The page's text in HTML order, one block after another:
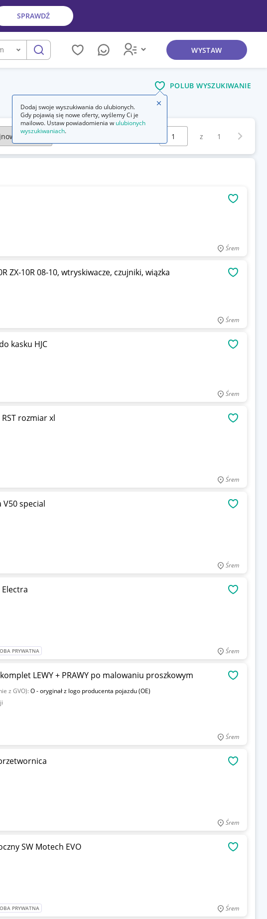
SPRAWDŹ
szukaj WYSTAW
POLUB WYSZUKIWANIE
Wybierz stronę:
z 1
Śrem
ZX-10R 08-10, wtryskiwacze, czujniki, wiązka
Śrem
kasku HJC
Śrem
rozmiar xl
Śrem
special
Śrem
PRYWATNA Śrem
LEWY + PRAWY po malowaniu proszkowym
z GVO):O - oryginał z logo producenta pojazdu (OE)
Śrem
Śrem
SW Motech EVO
PRYWATNA Śrem
Dodaj swoje wyszukiwania do ulubionych.
Gdy pojawią się nowe oferty, wyślemy Ci je
mailowo. Ustaw powiadomienia w ulubionych
wyszukiwaniach.
Zamknij wskazówkę